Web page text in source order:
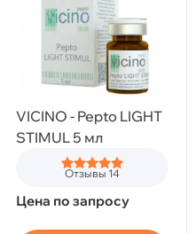
VICINO - Pepto LIGHT
STIMUL 5 мл
Отзывы 14
Цена по запросу